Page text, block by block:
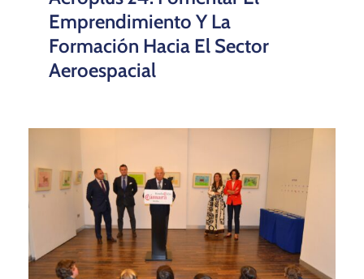
Emprendimiento Y La
Formación Hacia El Sector
Aeroespacial